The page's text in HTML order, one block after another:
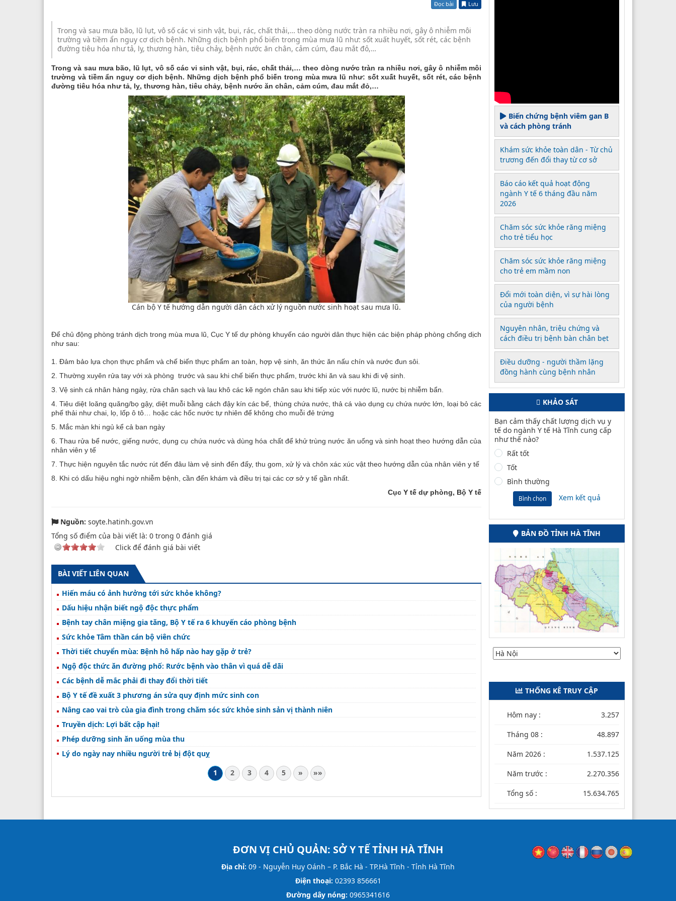
Đọc bài Lưu
Trong và sau mưa bão, lũ lụt, vô số các vi sinh vật, bụi, rác, chất thải,… theo dòng nước tràn ra nhiều nơi, gây ô nhiễm môi
trường và tiềm ẩn nguy cơ dịch bệnh. Những dịch bệnh phổ biến trong mùa mưa lũ như: sốt xuất huyết, sốt rét, các bệnh
đường tiêu hóa như tả, lỵ, thương hàn, tiêu chảy, bệnh nước ăn chân, cảm cúm, đau mắt đỏ,…
Trong và sau mưa bão, lũ lụt, vô số các vi sinh vật, bụi, rác, chất thải,… theo dòng nước tràn ra nhiều nơi, gây ô nhiễm môi
trường và tiềm ẩn nguy cơ dịch bệnh. Những dịch bệnh phổ biến trong mùa mưa lũ như: sốt xuất huyết, sốt rét, các bệnh
đường tiêu hóa như tả, lỵ, thương hàn, tiêu chảy, bệnh nước ăn chân, cảm cúm, đau mắt đỏ,…
Cán bộ Y tế hướng dẫn người dân cách xử lý nguồn nước sinh hoạt sau mưa lũ.
Để chủ động phòng tránh dịch trong mùa mưa lũ, Cục Y tế dự phòng khuyến cáo người dân thực hiện các biện pháp phòng chống dịch
như sau:
1. Đảm bảo lựa chọn thực phẩm và chế biến thực phẩm an toàn, hợp vệ sinh, ăn thức ăn nấu chín và nước đun sôi.
2. Thường xuyên rửa tay với xà phòng trước và sau khi chế biến thực phẩm, trước khi ăn và sau khi đi vệ sinh.
3. Vệ sinh cá nhân hàng ngày, rửa chân sạch và lau khô các kẽ ngón chân sau khi tiếp xúc với nước lũ, nước bị nhiễm bẩn.
4. Tiêu diệt loăng quăng/bọ gậy, diệt muỗi bằng cách đậy kín các bể, thùng chứa nước, thả cá vào dụng cụ chứa nước lớn, loại bỏ các
phế thải như chai, lọ, lốp ô tô… hoặc các hốc nước tự nhiên để không cho muỗi đẻ trứng
5. Mắc màn khi ngủ kể cả ban ngày
6. Thau rửa bể nước, giếng nước, dụng cụ chứa nước và dùng hóa chất để khử trùng nước ăn uống và sinh hoạt theo hướng dẫn của
nhân viên y tế
7. Thực hiện nguyên tắc nước rút đến đâu làm vệ sinh đến đấy, thu gom, xử lý và chôn xác xúc vật theo hướng dẫn của nhân viên y tế
8. Khi có dấu hiệu nghi ngờ nhiễm bệnh, cần đến khám và điều trị tại các cơ sở y tế gần nhất.
Cục Y tế dự phòng, Bộ Y tế
Nguồn: soyte.hatinh.gov.vn
Tổng số điểm của bài viết là: 0 trong 0 đánh giá
Click để đánh giá bài viết
BÀI VIẾT LIÊN QUAN
Hiến máu có ảnh hưởng tới sức khỏe không?
Dấu hiệu nhận biết ngộ độc thực phẩm
Bệnh tay chân miệng gia tăng, Bộ Y tế ra 6 khuyến cáo phòng bệnh
Sức khỏe Tâm thần cán bộ viên chức
Thời tiết chuyển mùa: Bệnh hô hấp nào hay gặp ở trẻ?
Ngộ độc thức ăn đường phố: Rước bệnh vào thân vì quá dễ dãi
Các bệnh dễ mắc phải đi thay đổi thời tiết
Bộ Y tế đề xuất 3 phương án sửa quy định mức sinh con
Nâng cao vai trò của gia đình trong chăm sóc sức khỏe sinh sản vị thành niên
Truyền dịch: Lợi bất cập hại!
Phép dưỡng sinh ăn uống mùa thu
Lý do ngày nay nhiều người trẻ bị đột quỵ
1
2 3 4 5 » »»
Biến chứng bệnh viêm gan B
và cách phòng tránh
Khám sức khỏe toàn dân - Từ chủ
trương đến đổi thay từ cơ sở
Báo cáo kết quả hoạt động
ngành Y tế 6 tháng đầu năm
2026
Chăm sóc sức khỏe răng miệng
cho trẻ tiểu học
Chăm sóc sức khỏe răng miệng
cho trẻ em mầm non
Đổi mới toàn diện, vì sự hài lòng
của người bệnh
Nguyên nhân, triệu chứng và
cách điều trị bệnh bàn chân bẹt
Điều dưỡng - người thầm lặng
đồng hành cùng bệnh nhân
KHẢO SÁT
Bạn cảm thấy chất lượng dịch vụ y
tế do ngành Y tế Hà Tĩnh cung cấp
như thế nào?
Rất tốt
Tốt
Bình thường
Bình chọn Xem kết quả
BẢN ĐỒ TỈNH HÀ TĨNH
THỐNG KÊ TRUY CẬP
Hôm nay : 3.257
Tháng 08 : 48.897
Năm 2026 : 1.537.125
Năm trước : 2.270.356
Tổng số : 15.634.765
ĐƠN VỊ CHỦ QUẢN: SỞ Y TẾ TỈNH HÀ TĨNH
Địa chỉ: 09 - Nguyễn Huy Oánh – P. Bắc Hà - TP.Hà Tĩnh - Tỉnh Hà Tĩnh
Điện thoại: 02393 856661
Đường dây nóng: 0965341616